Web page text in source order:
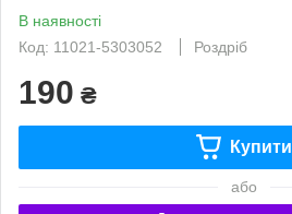
В наявності
Код: 11021-5303052
Роздріб
190 ₴
Купити
або